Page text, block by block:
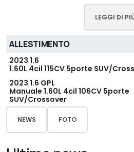
LEGGI DI
ALLESTIMENTO
2023 1.6
1.60L 4cil 115CV 5porte SUV/
2023 1.6 GPL
Manuale 1.60L 4cil 106CV 5porte
SUV/Crossover
NEWS FOTO